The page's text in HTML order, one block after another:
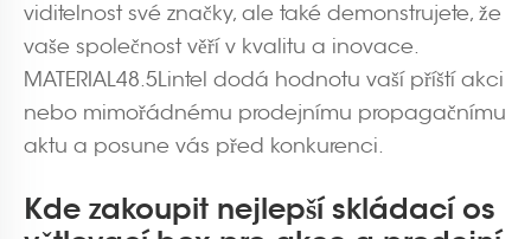
viditelnost své značky, ale také demonstrujete, že
vaše společnost věří v kvalitu a inovace.
MATERIAL48.5Lintel dodá hodnotu vaší příští akci
nebo mimořádnému prodejnímu propagačnímu
aktu a posune vás před konkurenci.
Kde zakoupit nejlepší skládací os